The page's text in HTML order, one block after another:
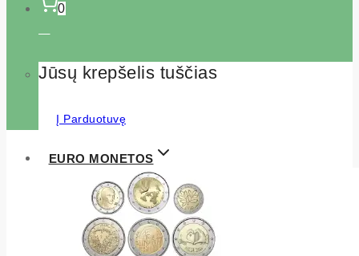
0
Jūsų krepšelis tuščias
Į Parduotuvę
EURO MONETOS